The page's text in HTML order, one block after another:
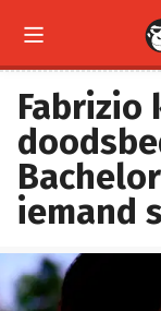

Fabrizio
iemand